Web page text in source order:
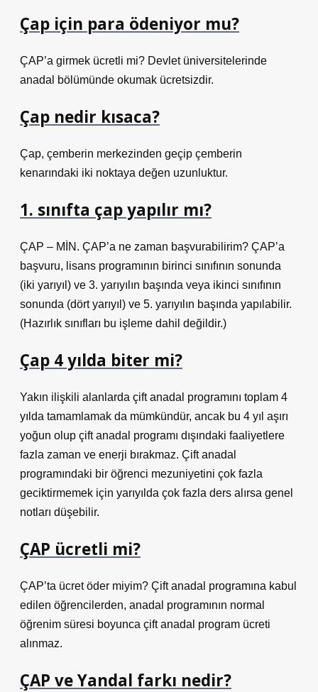
Çap için para ödeniyor mu?
ÇAP’a girmek ücretli mi? Devlet üniversitelerinde
anadal bölümünde okumak ücretsizdir.
Çap nedir kısaca?
Çap, çemberin merkezinden geçip çemberin
kenarındaki iki noktaya değen uzunluktur.
1. sınıfta çap yapılır mı?
ÇAP – MİN. ÇAP’a ne zaman başvurabilirim? ÇAP’a
başvuru, lisans programının birinci sınıfının sonunda
(iki yarıyıl) ve 3. yarıyılın başında veya ikinci sınıfının
sonunda (dört yarıyıl) ve 5. yarıyılın başında yapılabilir.
(Hazırlık sınıfları bu işleme dahil değildir.)
Çap 4 yılda biter mi?
Yakın ilişkili alanlarda çift anadal programını toplam 4
yılda tamamlamak da mümkündür, ancak bu 4 yıl aşırı
yoğun olup çift anadal programı dışındaki faaliyetlere
fazla zaman ve enerji bırakmaz. Çift anadal
programındaki bir öğrenci mezuniyetini çok fazla
geciktirmemek için yarıyılda çok fazla ders alırsa genel
notları düşebilir.
ÇAP ücretli mi?
ÇAP’ta ücret öder miyim? Çift anadal programına kabul
edilen öğrencilerden, anadal programının normal
öğrenim süresi boyunca çift anadal program ücreti
alınmaz.
ÇAP ve Yandal farkı nedir?